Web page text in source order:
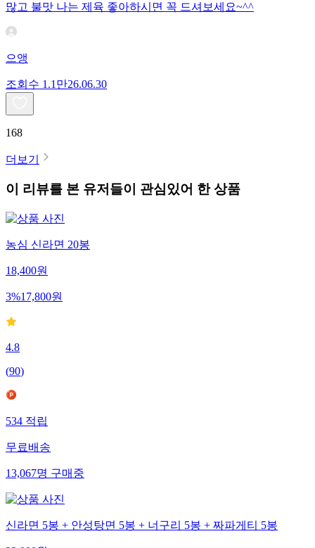
많고 불맛 나는 제육 좋아하시면 꼭 드셔보세요~^^
으앵
조회수 1.1만26.06.30
168
더보기
이 리뷰를 본 유저들이 관심있어 한 상품
농심 신라면 20봉
18,400원
3%17,800원
4.8
(90)
534 적립
무료배송
13,067명 구매중
신라면 5봉 + 안성탕면 5봉 + 너구리 5봉 + 짜파게티 5봉